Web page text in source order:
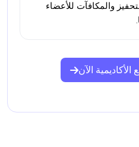
والمكافآت للأعضاء
الآن